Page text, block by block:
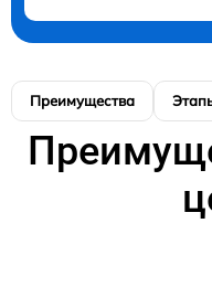
Преимущества